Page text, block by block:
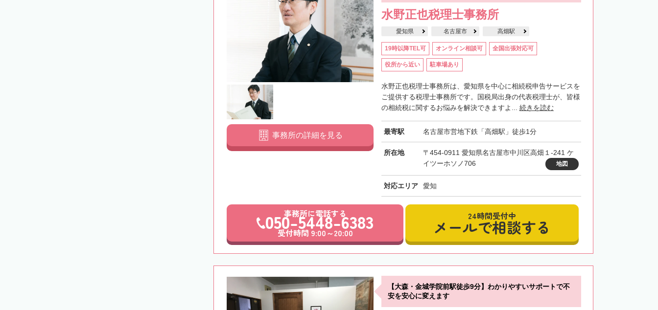
水野正也税理士事務所
愛知県 名古屋市 高畑駅
19時以降TEL可 オンライン相談可 全国出張対応可
役所から近い 駐車場あり
水野正也税理士事務所は、愛知県を中心に相続税申告サービスを
ご提供する税理士事務所です。国税局出身の代表税理士が、皆様
の相続税に関するお悩みを解決できますよ... 続きを読む
最寄駅 名古屋市営地下鉄「高畑駅」徒歩1分
所在地
〒454-0911 愛知県名古屋市中川区高畑１-241 ケ
イツーホソノ706
地図
対応エリア 愛知
事務所の詳細を見る
事務所に電話する
050-5448-6383
受付時間 9:00～20:00
24時間受付中
メールで相談する
【大森・金城学院前駅徒歩9分】わかりやすいサポートで不
安を安心に変えます